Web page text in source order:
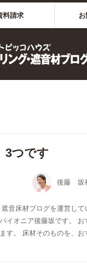
料請求
3つです
後藤 坂
音床材ブログを運営して
イオニア後藤坂です。 お
す。 床材そのものを、お